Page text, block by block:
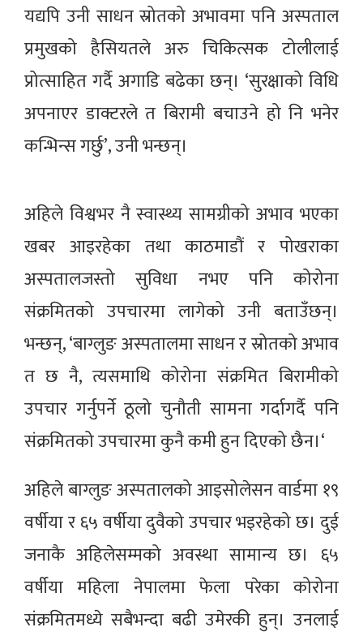
यद्यपि उनी साधन स्रोतको अभावमा पनि अस्पताल
प्रमुखको हैसियतले अरु चिकित्सक टोलीलाई
प्रोत्साहित गर्दै अगाडि बढेका छन्। ‘सुरक्षाको विधि
अपनाएर डाक्टरले त बिरामी बचाउने हो नि भनेर
कन्भिन्स गर्छु’, उनी भन्छन्।
अहिले विश्वभर नै स्वास्थ्य सामग्रीको अभाव भएका
खबर आइरहेका तथा काठमाडौं र पोखराका
अस्पतालजस्तो सुविधा नभए पनि कोरोना
संक्रमितको उपचारमा लागेको उनी बताउँछन्।
भन्छन्, ‘बाग्लुङ अस्पतालमा साधन र स्रोतको अभाव
त छ नै, त्यसमाथि कोरोना संक्रमित बिरामीको
उपचार गर्नुपर्ने ठूलो चुनौती सामना गर्दागर्दै पनि
संक्रमितको उपचारमा कुनै कमी हुन दिएको छैन।‘
अहिले बाग्लुङ अस्पतालको आइसोलेसन वार्डमा १९
वर्षीया र ६५ वर्षीया दुवैको उपचार भइरहेको छ। दुई
जनाकै अहिलेसम्मको अवस्था सामान्य छ। ६५
वर्षीया महिला नेपालमा फेला परेका कोरोना
संक्रमितमध्ये सबैभन्दा बढी उमेरकी हुन्। उनलाई